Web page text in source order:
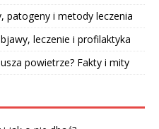
patogeny i metody leczenia
leczenie i profilaktyka
powietrze? Fakty i mity